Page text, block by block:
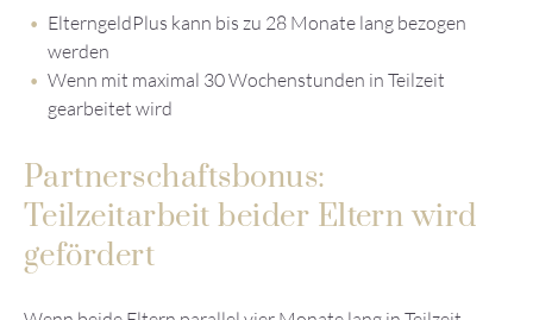
ElterngeldPlus kann bis zu 28 Monate lang bezogen
werden
Wenn mit maximal 30 Wochenstunden in Teilzeit
gearbeitet wird
Partnerschaftsbonus:
Teilzeitarbeit beider Eltern wird
gefördert